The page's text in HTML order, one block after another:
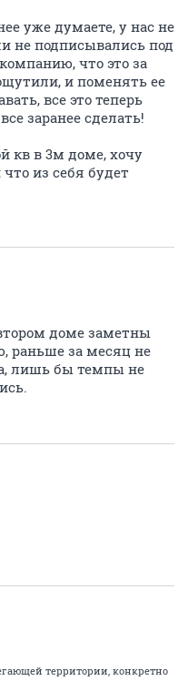
уже думаете, у нас не
не подписывались под
что это за
и поменять ее
все это теперь
заранее сделать!
кв в 3м доме, хочу
из себя будет
доме заметны
раньше за месяц не
лишь бы темпы не
территории, конкретно